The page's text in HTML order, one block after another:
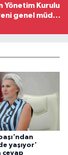
Yönetim Kurulu
genel müdür
yaşıyor'
cevap